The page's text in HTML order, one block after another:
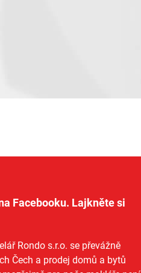
Facebooku. Lajkněte si
Rondo s.r.o. se převážně
Čech a prodej domů a bytů